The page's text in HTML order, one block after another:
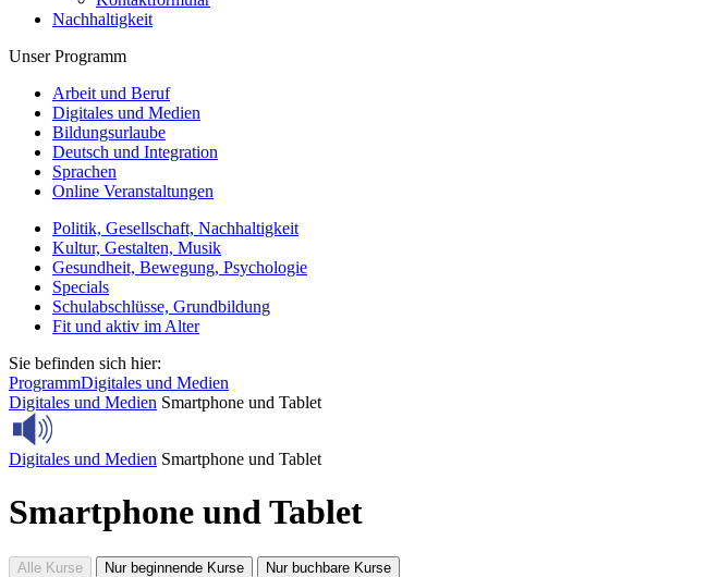
Nachhaltigkeit
Unser Programm
Arbeit und Beruf
Digitales und Medien
Bildungsurlaube
Deutsch und Integration
Sprachen
Online Veranstaltungen
Politik, Gesellschaft, Nachhaltigkeit
Kultur, Gestalten, Musik
Gesundheit, Bewegung, Psychologie
Specials
Schulabschlüsse, Grundbildung
Fit und aktiv im Alter
Sie befinden sich hier:
ProgrammDigitales und Medien
Digitales und Medien Smartphone und Tablet
Digitales und Medien Smartphone und Tablet
Smartphone und Tablet
Alle Kurse Nur beginnende Kurse Nur buchbare Kurse